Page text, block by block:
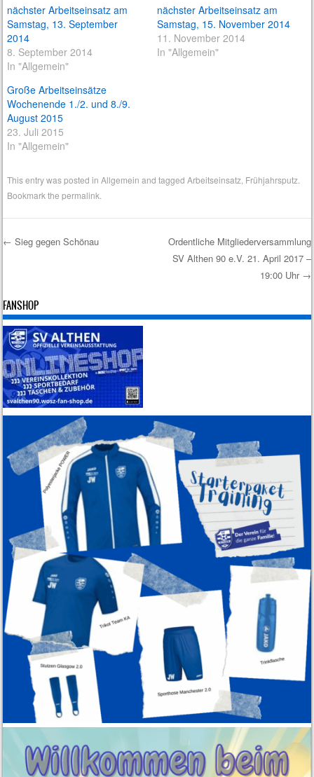
nächster Arbeitseinsatz am
Samstag, 13. September
2014
8. September 2014
In "Allgemein"
nächster Arbeitseinsatz am
Samstag, 15. November 2014
11. November 2014
In "Allgemein"
Große Arbeitseinsätze
Wochenende 1./2. und 8./9.
August 2015
23. Juli 2015
In "Allgemein"
This entry was posted inAllgemein and taggedArbeitseinsatz Frühjahrsputz
Bookmark thepermalink
← Sieg gegen Schönau
Ordentliche Mitgliederversammlung
SV Althen 90 e.V. 21. April 2017 –
19:00 Uhr →
FANSHOP